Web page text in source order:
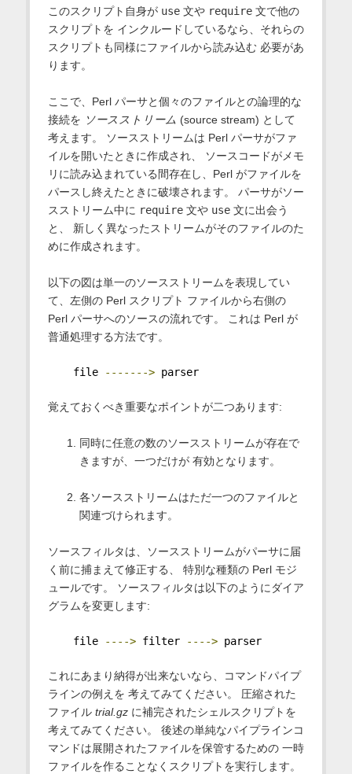
このスクリプト自身が use文や require文で他の
スクリプトを インクルードしているなら、それらの
スクリプトも同様にファイルから読み込む 必要があ
ります。
ここで、Perl パーサと個々のファイルとの論理的な
接続を ソースストリーム (source stream) として
考えます。 ソースストリームは Perl パーサがファ
イルを開いたときに作成され、 ソースコードがメモ
リに読み込まれている間存在し、Perl がファイルを
パースし終えたときに破壊されます。 パーサがソー
スストリーム中に require文や use文に出会う
と、 新しく異なったストリームがそのファイルのた
めに作成されます。
以下の図は単一のソースストリームを表現してい
て、左側の Perl スクリプト ファイルから右側の
Perl パーサへのソースの流れです。 これは Perl が
普通処理する方法です。
file -------> parser
覚えておくべき重要なポイントが二つあります:
同時に任意の数のソースストリームが存在で
きますが、一つだけが 有効となります。
各ソースストリームはただ一つのファイルと
関連づけられます。
ソースフィルタは、ソースストリームがパーサに届
く前に捕まえて修正する、 特別な種類の Perl モジ
ュールです。 ソースフィルタは以下のようにダイア
グラムを変更します:
file ----> filter ----> parser
これにあまり納得が出来ないなら、コマンドパイプ
ラインの例えを 考えてみてください。 圧縮された
ファイル trial.gzに補完されたシェルスクリプトを
考えてみてください。 後述の単純なパイプラインコ
マンドは展開されたファイルを保管するための 一時
ファイルを作ることなくスクリプトを実行します。